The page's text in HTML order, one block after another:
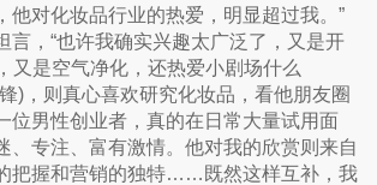
他对化妆品行业的热爱，明显超过我。”
言，“也许我确实兴趣太广泛了，又是开
又是空气净化，还热爱小剧场什么
，则真心喜欢研究化妆品，看他朋友圈
位男性创业者，真的在日常大量试用面
、专注、富有激情。他对我的欣赏则来自
把握和营销的独特……既然这样互补，我